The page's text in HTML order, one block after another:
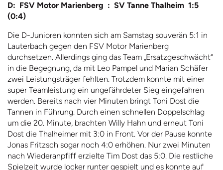
D: FSV Motor Marienberg : SV Tanne Thalheim 1:5
(0:4)
Die D-Junioren konnten sich am Samstag souverän 5:1 in
Lauterbach gegen den FSV Motor Marienberg
durchsetzen. Allerdings ging das Team „Ersatzgeschwächt“
in die Begegnung, da mit Leo Pampel und Marian Schäfer
zwei Leistungsträger fehlten. Trotzdem konnte mit einer
super Teamleistung ein ungefährdeter Sieg eingefahren
werden. Bereits nach vier Minuten bringt Toni Dost die
Tannen in Führung. Durch einen schnellen Doppelschlag
um die 20. Minute, brachten Willy Hahn und erneut Toni
Dost die Thalheimer mit 3:0 in Front. Vor der Pause konnte
Jonas Fritzsch sogar noch 4:0 erhöhen. Nur zwei Minuten
nach Wiederanpfiff erzielte Tim Dost das 5:0. Die restliche
Spielzeit wurde locker runter gespielt und es konnte auf